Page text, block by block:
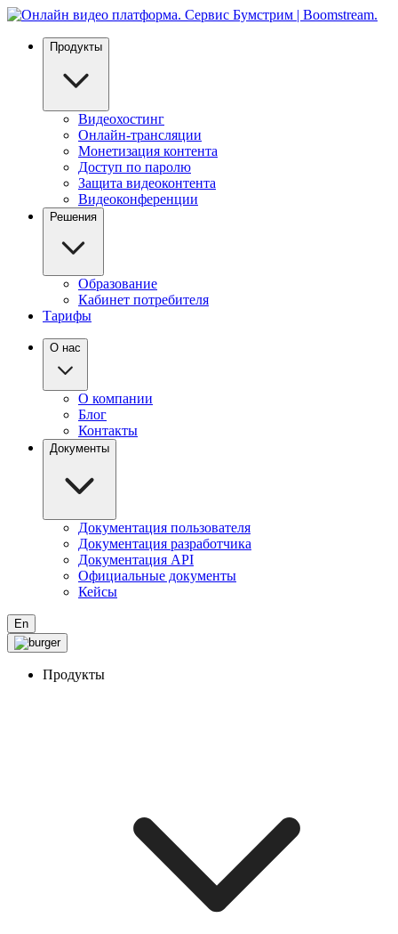
Продукты
Видеохостинг
Онлайн-трансляции
Монетизация контента
Доступ по паролю
Защита видеоконтента
Видеоконференции
Решения
Образование
Кабинет потребителя
Тарифы
О нас
О компании
Блог
Контакты
Документы
Документация пользователя
Документация разработчика
Документация API
Официальные документы
Кейсы
En
Продукты